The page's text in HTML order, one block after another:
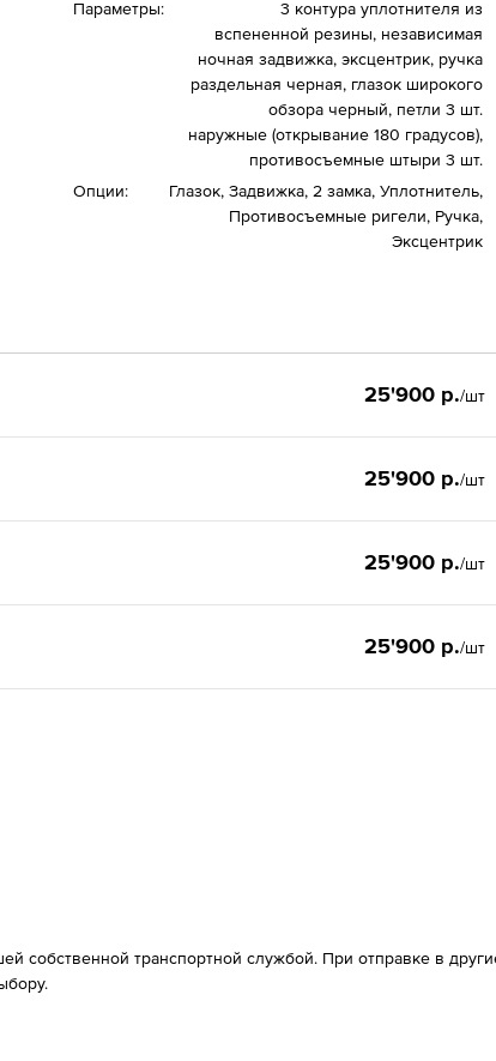
Параметры:
3 контура уплотнителя из
вспененной резины, независимая
ночная задвижка, эксцентрик, ручка
раздельная черная, глазок широкого
обзора черный, петли 3 шт.
наружные (открывание 180 градусов),
противосъемные штыри 3 шт.
Опции:
Глазок, Задвижка, 2 замка, Уплотнитель,
Противосъемные ригели, Ручка,
Эксцентрик
25'900 р./шт
25'900 р./шт
25'900 р./шт
25'900 р./шт
собственной транспортной службой. При отправке в